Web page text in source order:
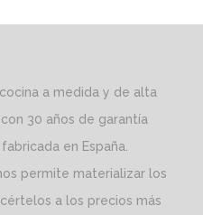
a medida y de alta
30 años de garantía
en España.
permite materializar los
a los precios más